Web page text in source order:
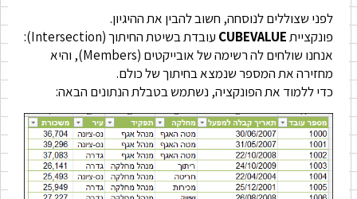
לפני שצוללים לנוסחה, חשוב להבין את ההיגיון.
פונקצייתCUBEVALUE עובדת בשיטת החיתוך (Intersection):
אנחנו שולחים לה רשימה של אובייקטים (Members), והיא
מחזירה את המספר שנמצא בחיתוך של כולם.
כדי ללמוד את הפונקציה, נשתמש בטבלת הנתונים הבאה: